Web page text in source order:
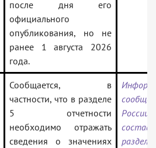
после дня его
официального
опубликования, но не
ранее 1 августа 2026
года.
Сообщается, в
частности, что в разделе
5 отчетности
необходимо отражать
сведения о значениях